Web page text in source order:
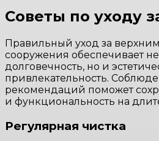
Советы по уходу
Правильный уход за
сооружения обеспечивает
долговечность, но и
привлекательность.
рекомендаций поможет
и функциональность на
Регулярная чистка